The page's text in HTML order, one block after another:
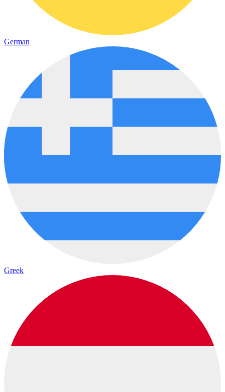
German
Greek